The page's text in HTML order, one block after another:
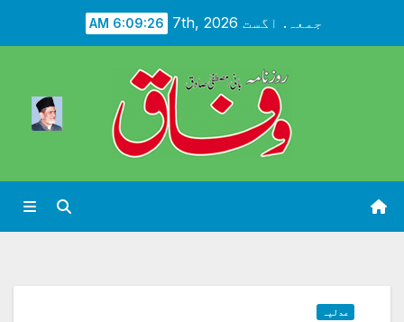
جمعہ. اگست 7th, 2026 6:09:28 AM
عدلیہ